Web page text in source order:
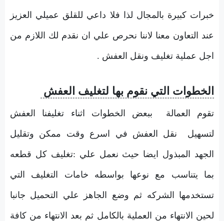
خبرات كبيرة بالمجال لذا فلا داعي للقلق عميلي العزيز
عند التعاون معنا لاننا نحرص علي ان نقدم لك اللازم من
اجل عملية تغليف ونقل العفش .
الخطوات التي نقوم بها لتغليف العفش
تقوم العمالة ببعض الخطوات اثناء تغليفنا العفش
لتسهيل نقل العفش في اسرع وقت ممكن وتقليل
الجهد المبذول ايضا حيث نعمل علي :تغليف كل قطعه
بما يتناسب مع نوعها بواسطه خامات التغليف التي
تستخدمها الشركه ثم وضع الجاهز علي التحميل جانبا
لحين الانتهاء من العملية بالكامل ثم بعد الانتهاء من كافة